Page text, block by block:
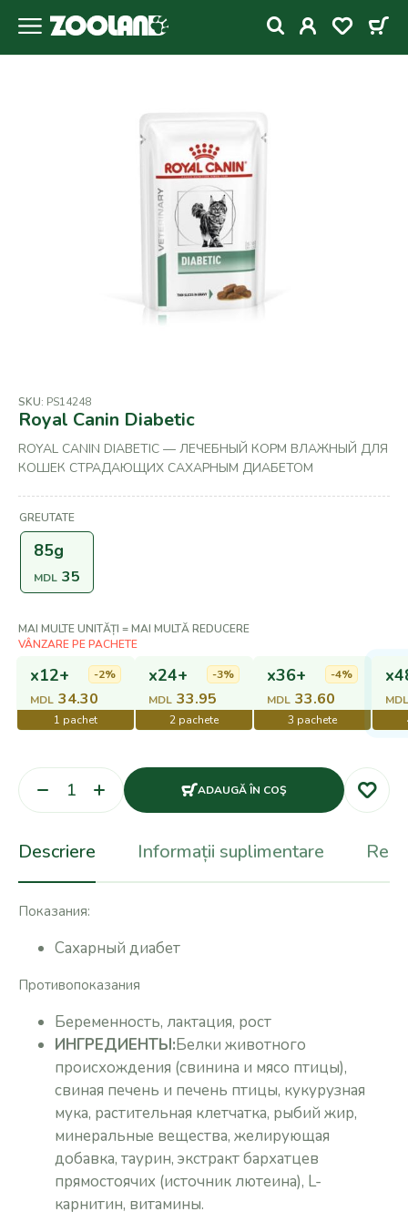
SKU: PS14248
Royal Canin Diabetic
ROYAL CANIN DIABETIC — ЛЕЧЕБНЫЙ КОРМ ВЛАЖНЫЙ ДЛЯ
КОШЕК СТРАДАЮЩИХ САХАРНЫМ ДИАБЕТОМ
GREUTATE
85g
MDL 35
MAI MULTE UNITĂȚI = MAI MULTĂ REDUCERE
x12+
MDL 34.30
-2% x24+
MDL 33.95
-3% x36+
MDL 33.60
-4%
MDL
ADAUGĂ ÎN COŞ
Descriere Informații suplimentare
Показания:
Сахарный диабет
Противопоказания
Беременность, лактация, рост
ИНГРЕДИЕНТЫ:Белки животного
происхождения (свинина и мясо птицы),
свиная печень и печень птицы, кукурузная
мука, растительная клетчатка, рыбий жир,
минеральные вещества, желирующая
добавка, таурин, экстракт бархатцев
прямостоячих (источник лютеина), L-
карнитин, витамины.